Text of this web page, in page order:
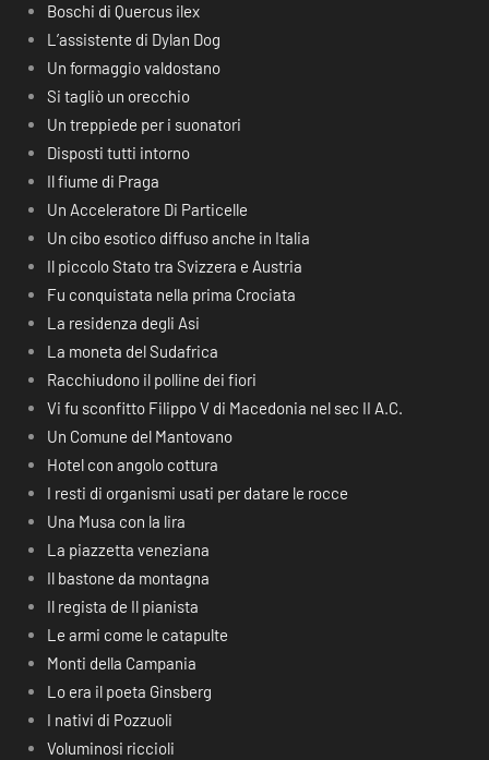
Boschi di Quercus ilex
L’assistente di Dylan Dog
Un formaggio valdostano
Si tagliò un orecchio
Un treppiede per i suonatori
Disposti tutti intorno
Il fiume di Praga
Un Acceleratore Di Particelle
Un cibo esotico diffuso anche in Italia
Il piccolo Stato tra Svizzera e Austria
Fu conquistata nella prima Crociata
La residenza degli Asi
La moneta del Sudafrica
Racchiudono il polline dei fiori
Vi fu sconfitto Filippo V di Macedonia nel sec II A.C.
Un Comune del Mantovano
Hotel con angolo cottura
I resti di organismi usati per datare le rocce
Una Musa con la lira
La piazzetta veneziana
Il bastone da montagna
Il regista de Il pianista
Le armi come le catapulte
Monti della Campania
Lo era il poeta Ginsberg
I nativi di Pozzuoli
Voluminosi riccioli